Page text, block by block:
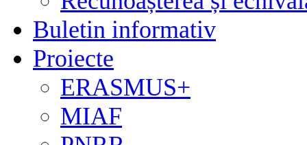
Buletin informativ
Proiecte
ERASMUS+
MIAF